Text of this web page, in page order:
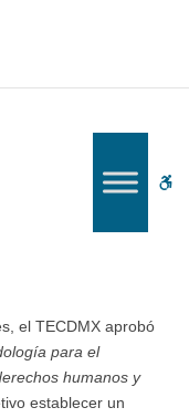
el TECDMX aprobó
para el
humanos y
establecer un